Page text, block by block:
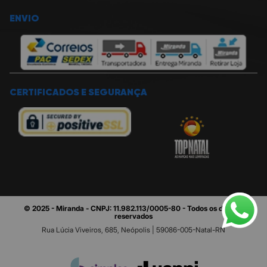
ENVIO
CERTIFICADOS E SEGURANÇA
© 2025 - Miranda - CNPJ: 11.982.113/0005-80 - Todos os direitos
reservados
Rua Lúcia Viveiros, 685, Neópolis | 59086-005-Natal-RN